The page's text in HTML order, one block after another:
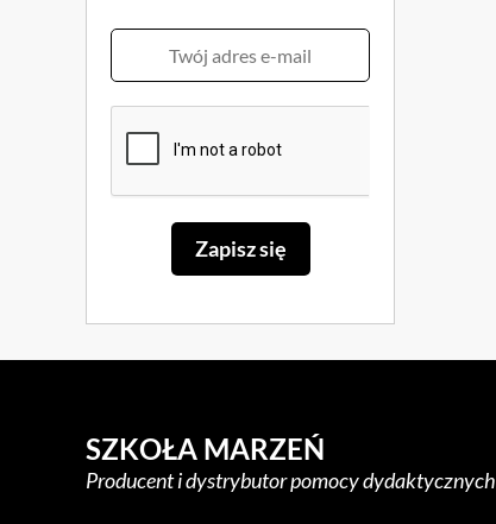
SZKOŁA MARZEŃ
Producent i dystrybutor pomocy dydaktycznych